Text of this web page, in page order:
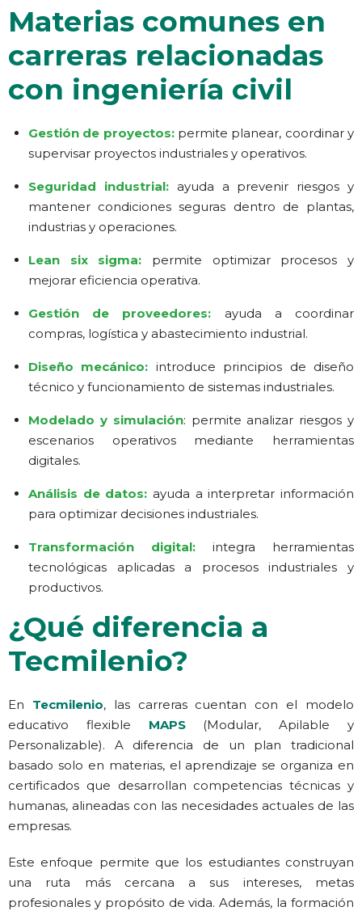
Materias comunes en
carreras relacionadas
con ingeniería civil
Gestión de proyectos: permite planear, coordinar y
supervisar proyectos industriales y operativos.
Seguridad industrial: ayuda a prevenir riesgos y
mantener condiciones seguras dentro de plantas,
industrias y operaciones.
Lean six sigma: permite optimizar procesos y
mejorar eficiencia operativa.
Gestión de proveedores: ayuda a coordinar
compras, logística y abastecimiento industrial.
Diseño mecánico: introduce principios de diseño
técnico y funcionamiento de sistemas industriales.
Modelado y simulación: permite analizar riesgos y
escenarios operativos mediante herramientas
digitales.
Análisis de datos: ayuda a interpretar información
para optimizar decisiones industriales.
Transformación digital: integra herramientas
tecnológicas aplicadas a procesos industriales y
productivos.
¿Qué diferencia a
Tecmilenio?
En Tecmilenio, las carreras cuentan con el modelo
educativo flexible MAPS
(Modular, Apilable y
Personalizable). A diferencia de un plan tradicional
basado solo en materias, el aprendizaje se organiza en
certificados que desarrollan competencias técnicas y
humanas, alineadas con las necesidades actuales de las
empresas.
Este enfoque permite que los estudiantes construyan
una ruta más cercana a sus intereses, metas
profesionales y propósito de vida. Además, la formación